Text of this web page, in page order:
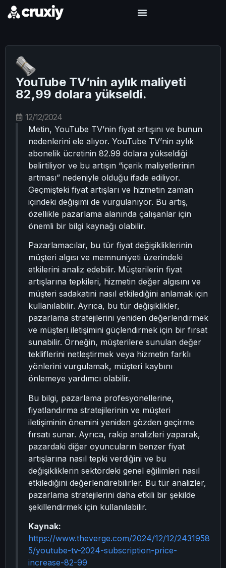
YouTube TV’nin aylık maliyeti
82,99 dolara yükseldi.
12/12/2024
Metin, YouTube TV’nin fiyat artışını ve bunun
nedenlerini ele alıyor. YouTube TV’nin aylık
abonelik ücretinin 82.99 dolara yükseldiği
belirtiliyor ve bu artışın “içerik maliyetlerinin
artması” nedeniyle olduğu ifade ediliyor.
Geçmişteki fiyat artışları ve hizmetin zaman
içindeki değişimi de vurgulanıyor. Bu artış,
özellikle pazarlama alanında çalışanlar için
önemli bir bilgi kaynağı olabilir.
Pazarlamacılar, bu tür fiyat değişikliklerinin
müşteri algısı ve memnuniyeti üzerindeki
etkilerini analiz edebilir. Müşterilerin fiyat
artışlarına tepkileri, hizmetin değer algısını ve
müşteri sadakatini nasıl etkilediğini anlamak için
kullanılabilir. Ayrıca, bu tür değişiklikler,
pazarlama stratejilerini yeniden değerlendirmek
ve müşteri iletişimini güçlendirmek için bir fırsat
sunabilir. Örneğin, müşterilere sunulan değer
tekliflerini netleştirmek veya hizmetin farklı
yönlerini vurgulamak, müşteri kaybını
önlemeye yardımcı olabilir.
Bu bilgi, pazarlama profesyonellerine,
fiyatlandırma stratejilerinin ve müşteri
iletişiminin önemini yeniden gözden geçirme
fırsatı sunar. Ayrıca, rakip analizleri yaparak,
pazardaki diğer oyuncuların benzer fiyat
artışlarına nasıl tepki verdiğini ve bu
değişikliklerin sektördeki genel eğilimleri nasıl
etkilediğini değerlendirebilirler. Bu tür analizler,
pazarlama stratejilerini daha etkili bir şekilde
şekillendirmek için kullanılabilir.
Kaynak:
https://www.theverge.com/2024/12/12/2431958
5/youtube-tv-2024-subscription-price-
increase-82-99